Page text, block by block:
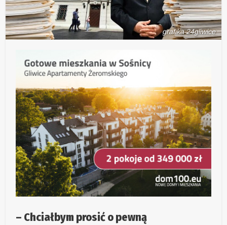
grafika 24gliwice
– Chciałbym prosić o pewną